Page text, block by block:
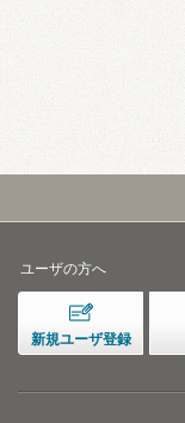
ユーザの方へ
新規ユーザ登録